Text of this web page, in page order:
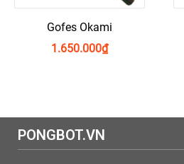
Gofes Okami
₫
1.650.000
PONGBOT.VN